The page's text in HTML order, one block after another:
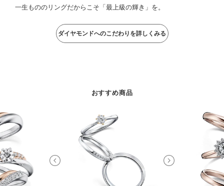
一生もののリングだからこそ「最上級の輝き」を。
ダイヤモンドへのこだわりを詳しくみる
おすすめ商品